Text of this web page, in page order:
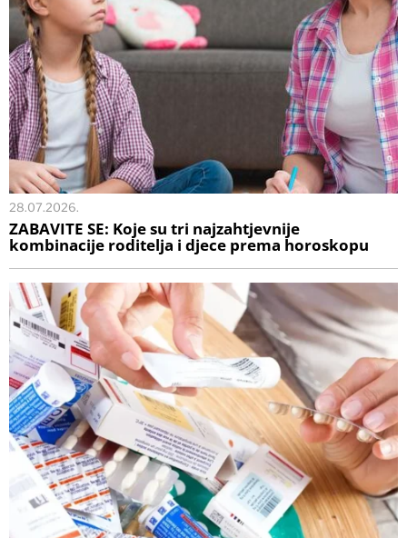
28.07.2026.
ZABAVITE SE: Koje su tri najzahtjevnije
kombinacije roditelja i djece prema horoskopu